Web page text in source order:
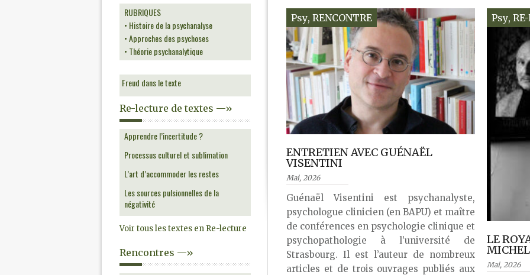
Psy, RENCONTRE
ENTRETIEN AVEC GUÉNAËL
VISENTINI
Mai, 2026
Guénaël Visentini est psychanalyste,
psychologue clinicien (en BAPU) et maître
de conférences en psychologie clinique et
psychopathologie à l’université de
Strasbourg. Il est l’auteur de nombreux
articles et de trois ouvrages publiés aux
Psy,
LE
Mai, 2026
RUBRIQUES
• Histoire de la psychanalyse
• Approches des psychoses
• Théorie psychanalytique
Freud dans le texte
Re-lecture de textes —»
Apprendre l’incertitude ?
Processus culturel et sublimation
L’art d’accommoder les restes
Les sources pulsionnelles de la
négativité
Voir tous les textes en Re-lecture
Rencontres —»